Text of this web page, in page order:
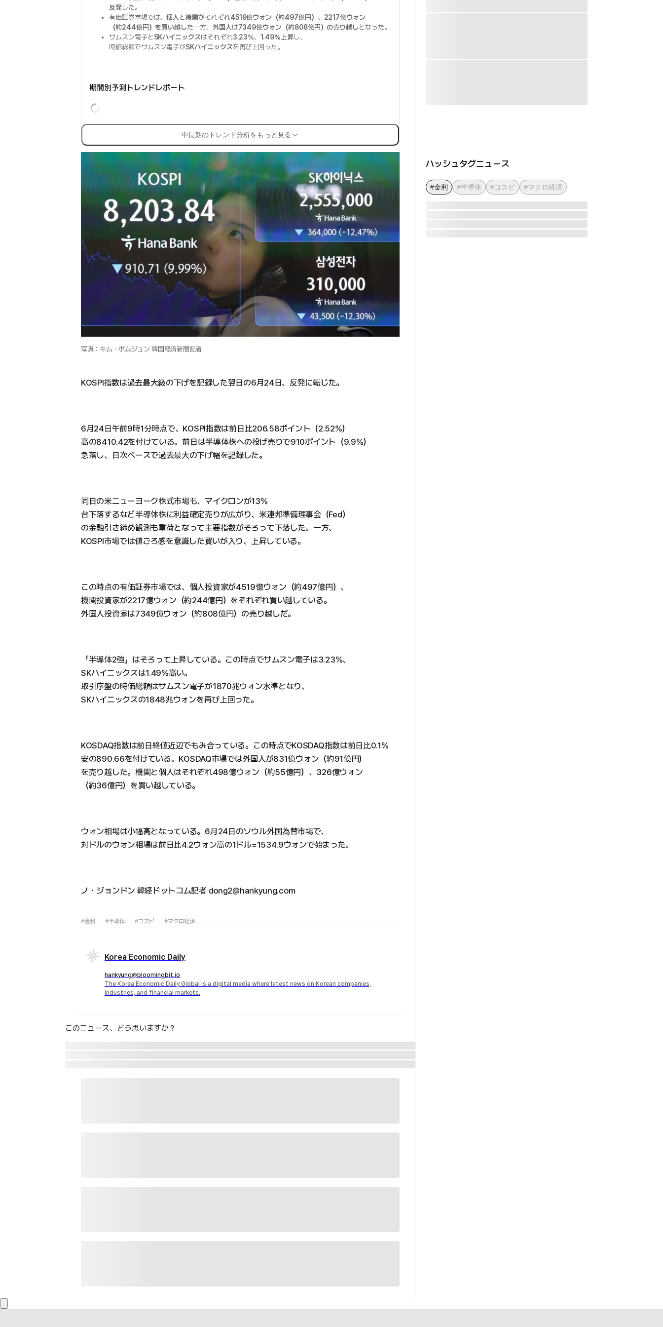
反発した。
有価証券市場では、個人 と機関がそれぞれ 4519億ウォン（約497億円） 、 2217億ウォン
（約244億円）を買い越した一方、 外国人は7349億ウォン（約808億円）の売り越しとなった。
サムスン電子とSKハイニックスはそれぞれ 3.23%、1.49%上昇し、
時価総額でサムスン電子がSKハイニックスを再び上回った。
期間別予測トレンドレポート
中長期のトレンド分析をもっと見る
写真：キム・ボムジュン 韓国経済新聞記者
KOSPI指数は過去最大級の下げを記録した翌日の6月24日、反発に転じた。
6月24日午前9時1分時点で、KOSPI指数は前日比206.58ポイント（2.52%）
高の8410.42を付けている。前日は半導体株への投げ売りで910ポイント（9.9%）
急落し、日次ベースで過去最大の下げ幅を記録した。
同日の米ニューヨーク株式市場も、マイクロンが13%
台下落するなど半導体株に利益確定売りが広がり、米連邦準備理事会（Fed）
の金融引き締め観測も重荷となって主要指数がそろって下落した。一方、
KOSPI市場では値ごろ感を意識した買いが入り、上昇している。
この時点の有価証券市場では、個人投資家が4519億ウォン（約497億円）、
機関投資家が2217億ウォン（約244億円）をそれぞれ買い越している。
外国人投資家は7349億ウォン（約808億円）の売り越しだ。
「半導体2強」はそろって上昇している。この時点でサムスン電子は3.23%、
SKハイニックスは1.49%高い。
取引序盤の時価総額はサムスン電子が1870兆ウォン水準となり、
SKハイニックスの1848兆ウォンを再び上回った。
KOSDAQ指数は前日終値近辺でもみ合っている。この時点でKOSDAQ指数は前日比0.1%
安の890.66を付けている。KOSDAQ市場では外国人が831億ウォン（約91億円）
を売り越した。機関と個人はそれぞれ498億ウォン（約55億円）、326億ウォン
（約36億円）を買い越している。
ウォン相場は小幅高となっている。6月24日のソウル外国為替市場で、
対ドルのウォン相場は前日比4.2ウォン高の1ドル=1534.9ウォンで始まった。
ノ・ジョンドン 韓経ドットコム記者 dong2@hankyung.com
#金利 #半導体 #コスピ #マクロ経済
Korea Economic Daily
hankyung@bloomingbit.io
The Korea Economic Daily Global is a digital media where latest news on Korean companies,
industries, and financial markets.
このニュース、どう思いますか？
ハッシュタグニュース
#金利 #半導体 #コスピ #マクロ経済